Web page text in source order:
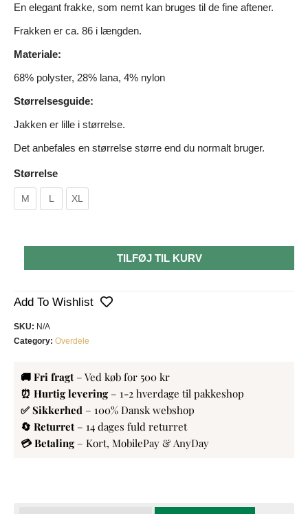
En elegant frakke, som nemt kan bruges til de fine aftener.
Frakken er ca. 86 i længden.
Materiale:
68% polyster, 28% lana, 4% nylon
Størrelsesguide:
Jakken er lille i størrelse.
Det anbefales en størrelse større end du normalt bruger.
Størrelse
M XL
TILFØJ TIL KURV
Add To Wishlist
SKU: N/A
Category: Overdele
🚚 Fri fragt – Ved køb for 500 kr
⏰ Hurtig levering – 1-2 hverdage til pakkeshop
✅ Sikkerhed – 100% Dansk webshop
🔄 Returret – 14 dages fuld returret
💳 Betaling – Kort, MobilePay & AnyDay